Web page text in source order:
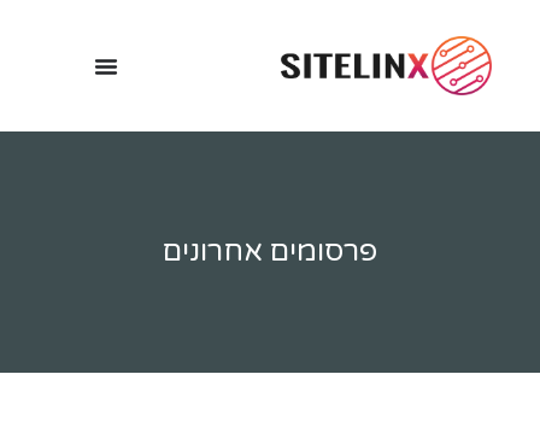
פרסומים אחרונים